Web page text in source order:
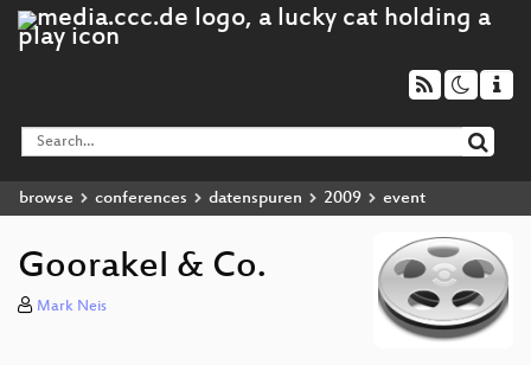
browse conferences datenspuren 2009 event
Goorakel & Co.
Mark Neis